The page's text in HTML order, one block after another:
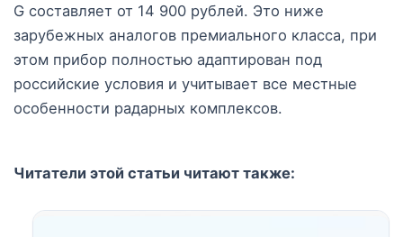
G составляет от 14 900 рублей. Это ниже
зарубежных аналогов премиального класса, при
этом прибор полностью адаптирован под
российские условия и учитывает все местные
особенности радарных комплексов.
Читатели этой статьи читают также: